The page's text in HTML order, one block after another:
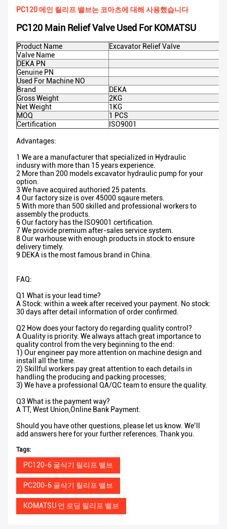
PC120 메인 릴리프 밸브는 코마츠에 대해 사용했습니다
PC120 Main Relief Valve Used For KOMATSU
Product Name
Excavator Relief Valve
Valve Name
DEKA PN
Genuine PN
Used For Machine NO
Brand
DEKA
Gross Weight
2KG
Net Weight
1KG
MOQ
1 PCS
Certification
ISO9001
Advantages:
1 We are a manufacturer that specialized in Hydraulic
indusry with more than 15 years experience.
2 More than 200 models excavator hydraulic pump for your
option.
3 We have acquired authoried 25 patents.
4 Our factory size is over 45000 sqaure meters.
5 With more than 500 skilled and professional workers to
assembly the products.
6 Our factory has the ISO9001 certification.
7 We provide premium after-sales service system.
8 Our warhouse with enough products in stock to ensure
delivery timely.
9 DEKA is the most famous brand in China.
FAQ:
Q1 What is your lead time?
A Stock: within a week after received your payment. No stock:
30 days after detail information of order confirmed.
Q2 How does your factory do regarding quality control?
A Quality is priority. We always attach great importance to
quality control from the very beginning to the end:
1) Our engineer pay more attention on machine design and
install all the time.
2) Skillful workers pay great attention to each details in
handling the producing and packing processes;
3) We have a professional QA/QC team to ensure the quality.
Q3 What is the payment way?
A TT, West Union,Online Bank Payment.
Should you have other questions, please let us know. We’ll
add answers here for your further references. Thank you.
Tags:
PC120-6 굴삭기 릴리프 밸브
PC200-6 굴삭기 릴리프 밸브
KOMATSU 언 로딩 릴리프 밸브